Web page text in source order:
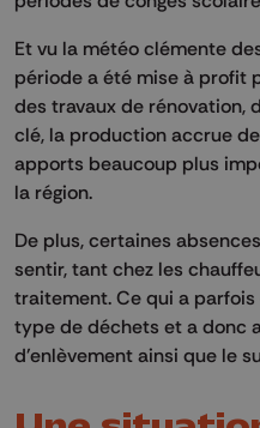
Et vu la météo clémente
période a été mise à profit
des travaux de rénovation,
clé, la production accrue
apports beaucoup plus
la région.
De plus, certaines
sentir, tant chez les
traitement. Ce qui a
type de déchets et a donc
d'enlèvement ainsi que le